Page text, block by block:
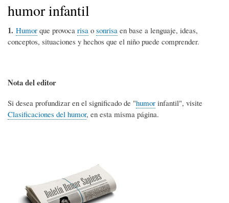
humor infantil
1. Humor que provoca risa o sonrisa en base a lenguaje, ideas,
conceptos, situaciones y hechos que el niño puede comprender.
Nota del editor
Si desea profundizar en el significado de "humor infantil", visite
Clasificaciones del humor, en esta misma página.